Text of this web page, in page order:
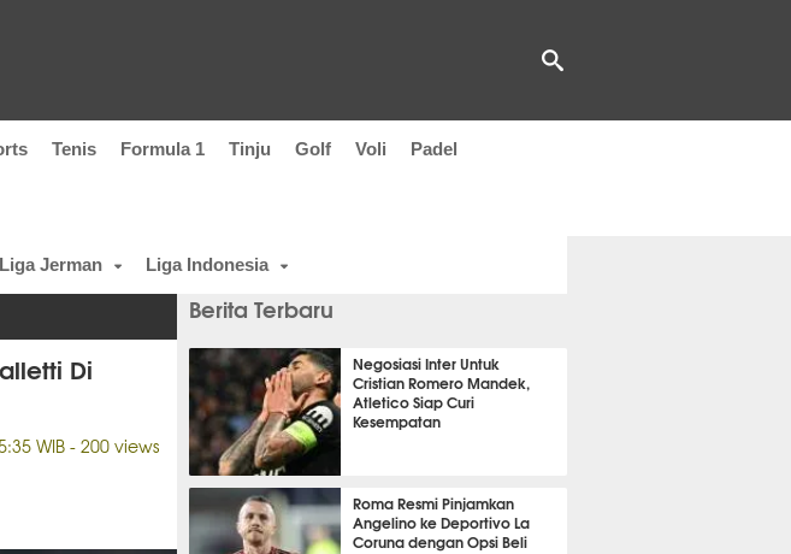
Tenis Formula 1 Tinju Golf Voli Padel
Liga Jerman Liga Indonesia
Di
WIB- 200 views
Berita Terbaru
Negosiasi Inter Untuk
Cristian Romero Mandek,
Atletico Siap Curi
Kesempatan
baru saja
Roma Resmi Pinjamkan
Angelino ke Deportivo La
Coruna dengan Opsi Beli